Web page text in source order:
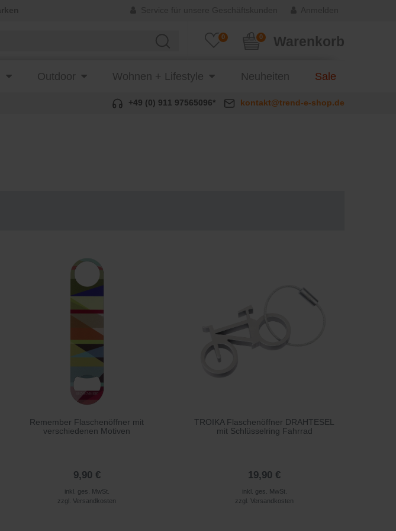
0 Warenkorb
0
Outdoor Wohnen + Lifestyle Neuheiten Sale
+49 (0) 911 97565096* kontakt@trend-e-shop.de
Remember Flaschenöffner mit
verschiedenen Motiven
9,90 €
inkl. ges. MwSt.
zzgl.Versandkosten
TROIKA Flaschenöffner DRAHTESEL
mit Schlüsselring Fahrrad
19,90 €
inkl. ges. MwSt.
zzgl.Versandkosten